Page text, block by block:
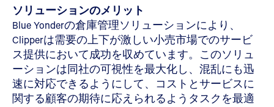
ソリューションのメリット
Blue Yonderの倉庫管理ソリューションにより、
Clipperは需要の上下が激しい小売市場でのサービ
ス提供において成功を収めています。このソリュ
ーションは同社の可視性を最大化し、混乱にも迅
速に対応できるようにして、コストとサービスに
関する顧客の期待に応えられるようタスクを最適